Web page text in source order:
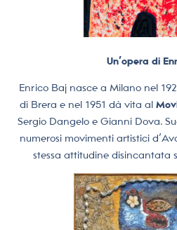
Un’opera di
Enrico Baj nasce a Milano nel
di Brera e nel 1951 dà vita al
Sergio Dangelo e Gianni Dova.
numerosi movimenti artistici
stessa attitudine disincantata